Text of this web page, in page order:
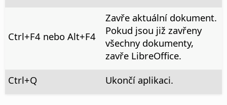
Ctrl+F4 nebo Alt+F4
Zavře aktuální dokument.
Pokud jsou již zavřeny
všechny dokumenty,
zavře LibreOffice.
Ctrl+Q Ukončí aplikaci.